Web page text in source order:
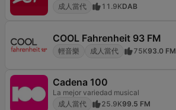
成人當代
11.9KDAB
COOL Fahrenheit 93 FM
輕音樂 成人當代 75K93.0 FM
Cadena 100
La mejor variedad musical
成人當代
25.9K99.5 FM